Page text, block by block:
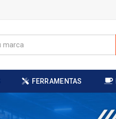
FERRAMENTAS